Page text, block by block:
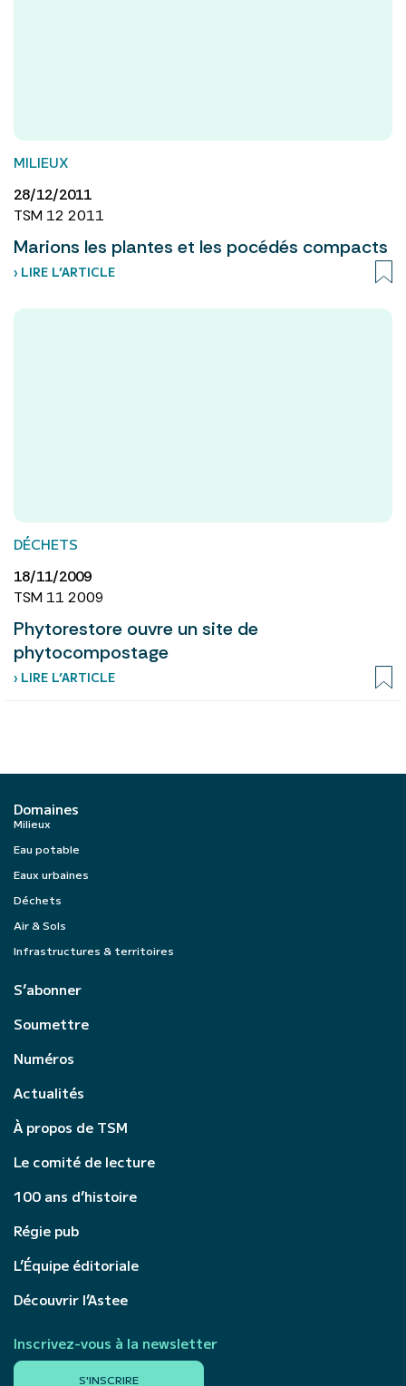
MILIEUX
28/12/2011
TSM 12 2011
Marions les plantes et les pocédés compacts
› LIRE L’ARTICLE
DÉCHETS
18/11/2009
TSM 11 2009
Phytorestore ouvre un site de
phytocompostage
› LIRE L’ARTICLE
Domaines
Milieux
Eau potable
Eaux urbaines
Déchets
Air & Sols
Infrastructures & territoires
S’abonner
Soumettre
Numéros
Actualités
À propos de TSM
Le comité de lecture
100 ans d’histoire
Régie pub
L’Équipe éditoriale
Découvrir l’Astee
Inscrivez-vous à la newsletter
S'INSCRIRE